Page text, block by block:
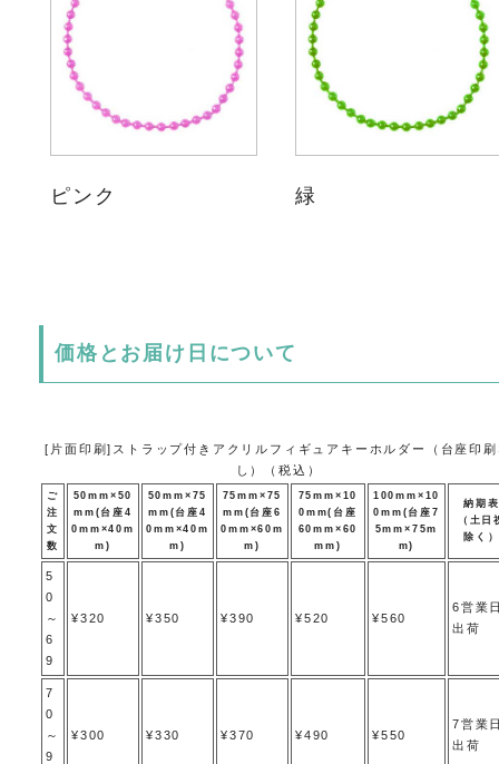
ピンク 緑
価格とお届け日について
[片面印刷]ストラップ付きアクリルフィギュアキーホルダー（台座印
し）（税込）
ご
注
文
数
50mm×50
mm(台座4
0mm×40m
m)
50mm×75
mm(台座4
0mm×40m
m)
75mm×75
mm(台座6
0mm×60m
m)
75mm×10
0mm(台座
60mm×60
mm)
100mm×10
0mm(台座7
5mm×75m
m)
納期表
（土日
除く）
5
0
～
6
9
¥320 ¥350 ¥390 ¥520 ¥560
6営業
出荷
7
0
～
9
¥300 ¥330 ¥370 ¥490 ¥550
7営業
出荷